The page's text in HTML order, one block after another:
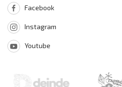
Facebook
Instagram
Youtube